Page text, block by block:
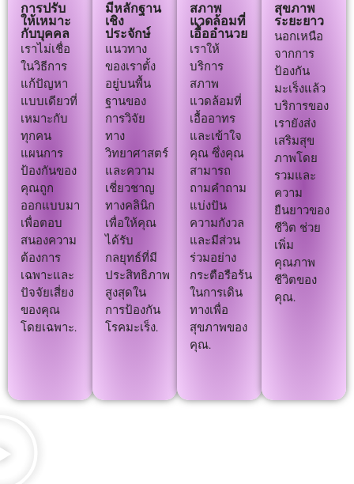
การปรับ
ให้เหมาะ
กับบุคคล
เราไม่เชื่อ
ในวิธีการ
แก้ปัญหา
แบบเดียวที่
เหมาะกับ
ทุกคน
แผนการ
ป้องกันของ
คุณถูก
ออกแบบมา
เพื่อตอบ
สนองความ
ต้องการ
เฉพาะและ
ปัจจัยเสี่ยง
ของคุณ
โดยเฉพาะ.
มีหลักฐาน
เชิง
ประจักษ์
แนวทาง
ของเราตั้ง
อยู่บนพื้น
ฐานของ
การวิจัย
ทาง
วิทยาศาสตร์
และความ
เชี่ยวชาญ
ทางคลินิก
เพื่อให้คุณ
ได้รับ
กลยุทธ์ที่มี
ประสิทธิภาพ
สูงสุดใน
การป้องกัน
โรคมะเร็ง.
สภาพ
แวดล้อมที่
เอื้ออำนวย
เราให้
บริการ
สภาพ
แวดล้อมที่
เอื้ออาทร
และเข้าใจ
คุณ ซึ่งคุณ
สามารถ
ถามคำถาม
แบ่งปัน
ความกังวล
และมีส่วน
ร่วมอย่าง
กระตือรือร้น
ในการเดิน
ทางเพื่อ
สุขภาพของ
คุณ.
สุขภาพ
ระยะยาว
นอกเหนือ
จากการ
ป้องกัน
มะเร็งแล้ว
บริการของ
เรายังส่ง
เสริมสุข
ภาพโดย
รวมและ
ความ
ยืนยาวของ
ชีวิต ช่วย
เพิ่ม
คุณภาพ
ชีวิตของ
คุณ.